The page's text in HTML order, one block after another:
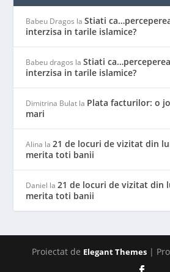
Babeu Dragos laStiati
interzisa in tarile islamice?
Babeu dragos laStiati
interzisa in tarile islamice?
Dimitrina Bulat la Plata facturilor: o
mari
Alina la21 de locuri de vizitat din
merita toti banii
Daniel la21 de locuri de vizitat din
merita toti banii
Proiectat de Elegant Themes|